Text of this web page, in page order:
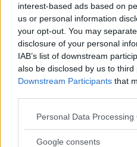
interest-based ads based on
us or personal information
your opt-out. You may
disclosure of your personal
IAB’s list of downstream
also be disclosed by us to third
Downstream Participants that
Please note that this website/
not limited to your visit or
Personal Data Processing
Google consents
bakgrund. Foto: Anders
NYHETER